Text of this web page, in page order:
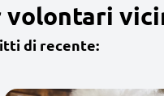
di recente: